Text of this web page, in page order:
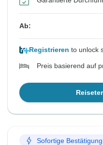
Ab:
Registrieren to unlock
Preis basierend auf
Sofortige Bestätigung